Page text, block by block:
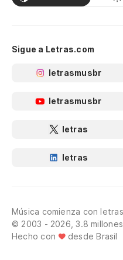
Sigue a Letras.com
letrasmusbr
letrasmusbr
letras
letras
Música comienza con letras
© 2003 - 2026, 3.8
Hecho con
desde Brasil